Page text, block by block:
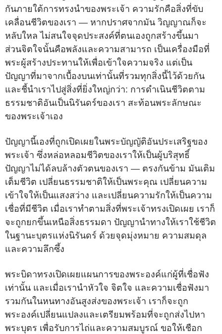
กันภายใต้การทรงนำของพระเจ้า ความรักคือสิ่งที่ขับ
เคลื่อนชีวิตของเรา — หากปราศจากมัน วิญญาณก็จะ
หลับใหล ไม่สนใจจุดประสงค์ที่ตนเองถูกสร้างขึ้นมา
ส่วนจิตใจนั้นคือพลังและความสามารถ เป็นเครื่องมือที่
พระผู้สร้างประทานให้เพื่อเข้าใจความจริง แต่เป็น
ปัญญาที่มาจากเบื้องบนเท่านั้นที่รวมทุกสิ่งนี้ไว้ด้วยกัน
และชี้นำเราไปสู่สิ่งที่ยิ่งใหญ่กว่า: การดำเนินชีวิตตาม
ธรรมชาติอันเป็นนิรันดร์ของเรา สะท้อนพระลักษณะ
ของพระเจ้าเอง
ปัญญานี้เองที่ถูกเปิดเผยในพระบัญญัติอันประเสริฐของ
พระเจ้า ซึ่งหล่อหลอมชีวิตของเราให้เป็นผู้บริสุทธิ์
ปัญญาไม่ได้ลบล้างตัวตนของเรา — ตรงกันข้าม มันเติม
เต็มชีวิต เปลี่ยนธรรมชาติให้เป็นพระคุณ เปลี่ยนความ
เข้าใจให้เป็นแสงสว่าง และเปลี่ยนความรักให้เป็นความ
เชื่อที่มีชีวิต เมื่อเราทำตามสิ่งที่พระเจ้าทรงเปิดเผย เราก็
จะถูกยกขึ้นเหนือสิ่งธรรมดา ปัญญานำทางให้เราใช้ชีวิต
ในฐานะบุตรแห่งนิรันดร์ ด้วยจุดมุ่งหมาย ความสมดุล
และความลึกซึ้ง
พระบิดาทรงเปิดเผยแผนการของพระองค์แก่ผู้ที่เชื่อฟัง
เท่านั้น และเมื่อเรานำหัวใจ จิตใจ และความเชื่อฟังมา
รวมกันในหนทางอันสูงส่งของพระเจ้า เราก็จะถูก
พระองค์เปลี่ยนแปลงและเตรียมพร้อมที่จะถูกส่งไปหา
พระบุตร เพื่อรับการไถ่และความสมบูรณ์ ขอให้เชือก